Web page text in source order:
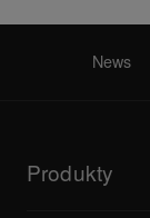
News
Produkty